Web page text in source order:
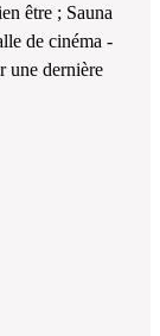
être ; Sauna
de cinéma -
une dernière